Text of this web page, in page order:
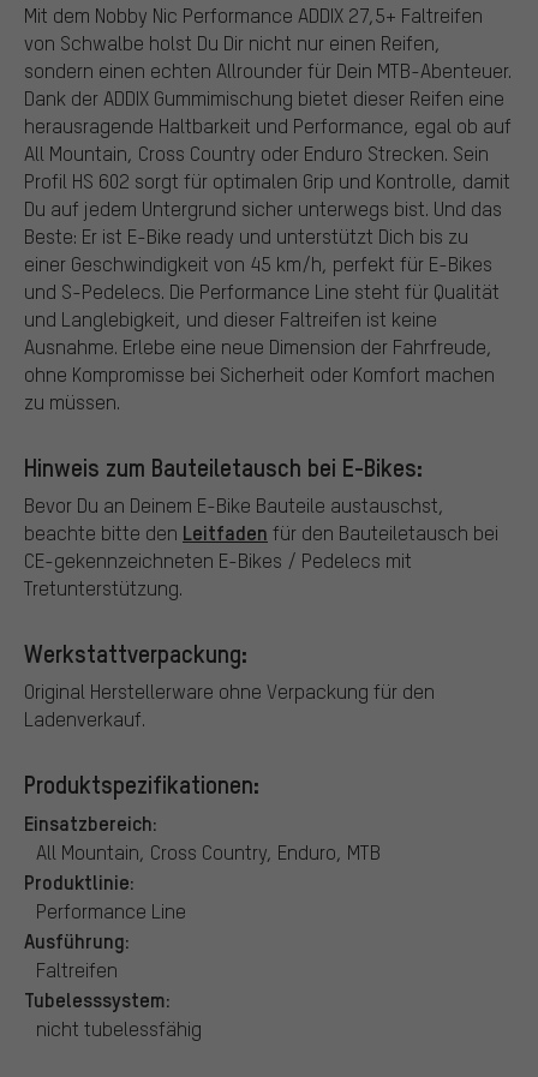
Mit dem Nobby Nic Performance ADDIX 27,5+ Faltreifen
von Schwalbe holst Du Dir nicht nur einen Reifen,
sondern einen echten Allrounder für Dein MTB-Abenteuer.
Dank der ADDIX Gummimischung bietet dieser Reifen eine
herausragende Haltbarkeit und Performance, egal ob auf
All Mountain, Cross Country oder Enduro Strecken. Sein
Profil HS 602 sorgt für optimalen Grip und Kontrolle, damit
Du auf jedem Untergrund sicher unterwegs bist. Und das
Beste: Er ist E-Bike ready und unterstützt Dich bis zu
einer Geschwindigkeit von 45 km/h, perfekt für E-Bikes
und S-Pedelecs. Die Performance Line steht für Qualität
und Langlebigkeit, und dieser Faltreifen ist keine
Ausnahme. Erlebe eine neue Dimension der Fahrfreude,
ohne Kompromisse bei Sicherheit oder Komfort machen
zu müssen.
Hinweis zum Bauteiletausch bei E-Bikes:
Bevor Du an Deinem E-Bike Bauteile austauschst,
beachte bitte den Leitfaden für den Bauteiletausch bei
CE-gekennzeichneten E-Bikes / Pedelecs mit
Tretunterstützung.
Werkstattverpackung:
Original Herstellerware ohne Verpackung für den
Ladenverkauf.
Produktspezifikationen:
Einsatzbereich:
All Mountain, Cross Country, Enduro, MTB
Produktlinie:
Performance Line
Ausführung:
Faltreifen
Tubelesssystem:
nicht tubelessfähig